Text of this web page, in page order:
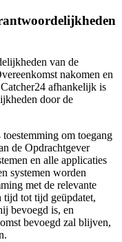
van de
nakomen en
afhankelijk is
door de
om toegang
de Opdrachtgever
en alle applicaties
systemen worden
met de relevante
tijd tot tijd geüpdatet,
bevoegd is, en
bevoegd zal blijven,